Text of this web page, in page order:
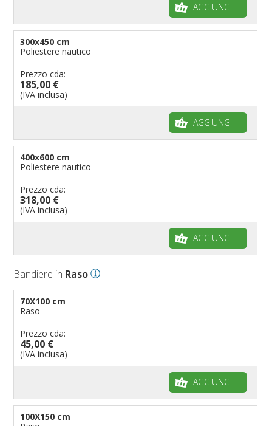
AGGIUNGI
300x450 cm
Poliestere nautico
Prezzo cda:
185,00 €
(IVA inclusa)
AGGIUNGI
400x600 cm
Poliestere nautico
Prezzo cda:
318,00 €
(IVA inclusa)
AGGIUNGI
Bandiere in Raso
70X100 cm
Raso
Prezzo cda:
45,00 €
(IVA inclusa)
AGGIUNGI
100X150 cm